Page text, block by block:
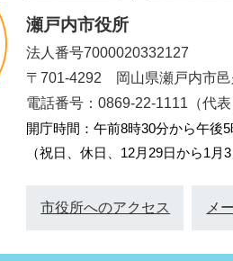
瀬戸内市役所
法人番号7000020332127
〒701-4292 岡山県瀬戸内市邑
電話番号：0869-22-1111（代表
開庁時間：午前8時30分から午後
（祝日、休日、12月29日から1月
市役所へのアクセス メ